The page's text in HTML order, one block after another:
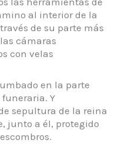
al interior de la
de su parte más
cámaras
con velas
en la parte
Y
sepultura de la reina
junto a él, protegido